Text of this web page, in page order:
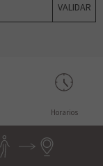
VALIDAR
Horarios